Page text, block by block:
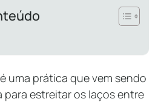
uma prática que vem sendo
estreitar os laços entre